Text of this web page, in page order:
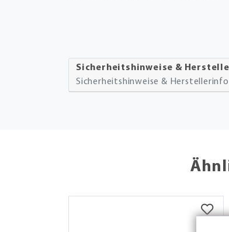
Sicherheitshinweise &
Sicherheitshinweise &